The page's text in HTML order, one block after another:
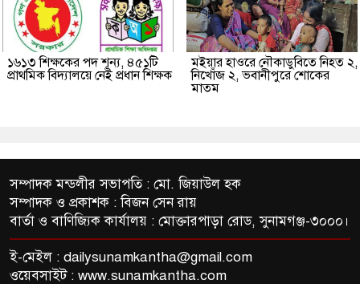
১৬১৩ শিক্ষকের পদ শূন্য, ৪৫১টি
প্রাথমিক বিদ্যালয়ে নেই প্রধান শিক্ষক
মইয়ার হাওরে নৌকাডুবিতে নিহত ২,
নিখোঁজ ২, ভবানীপুরে শোকের
মাতম
সম্পাদক মন্ডলীর সভাপতি : মো. জিয়াউল হক
সম্পাদক ও প্রকাশক : বিজন সেন রায়
বার্তা ও বাণিজ্যিক কার্যালয় : মোক্তারপাড়া রোড, সুনামগঞ্জ-৩০০০।
ই-মেইল : dailysunamkantha@gmail.com
ওয়েবসাইট : www.sunamkantha.com